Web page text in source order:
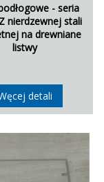
- seria
nierdzewnej stali
na drewniane
listwy
detali